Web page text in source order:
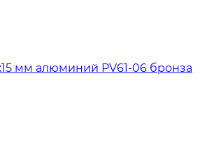
мм алюминий PV61-06 бронза